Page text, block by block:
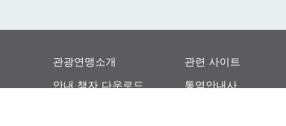
관광연맹소개
안내 책자 다운로드
관련 사이트
통역안내사